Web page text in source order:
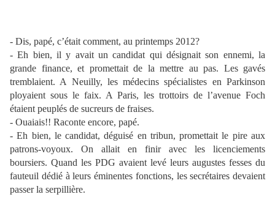
- Dis, papé, c’était comment, au printemps 2012?
- Eh bien, il y avait un candidat qui désignait son ennemi, la
grande finance, et promettait de la mettre au pas. Les gavés
tremblaient. A Neuilly, les médecins spécialistes en Parkinson
ployaient sous le faix. A Paris, les trottoirs de l’avenue Foch
étaient peuplés de sucreurs de fraises.
- Ouaiais!! Raconte encore, papé.
- Eh bien, le candidat, déguisé en tribun, promettait le pire aux
patrons-voyoux. On allait en finir avec les licenciements
boursiers. Quand les PDG avaient levé leurs augustes fesses du
fauteuil dédié à leurs éminentes fonctions, les secrétaires devaient
passer la serpillière.